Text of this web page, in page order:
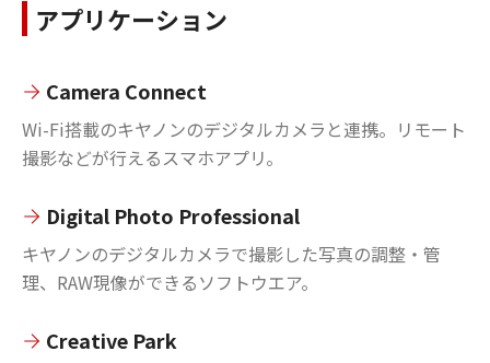
アプリケーション
Camera Connect
Wi-Fi搭載のキヤノンのデジタルカメラと連携。リモート
撮影などが行えるスマホアプリ。
Digital Photo Professional
キヤノンのデジタルカメラで撮影した写真の調整・管
理、RAW現像ができるソフトウエア。
Creative Park